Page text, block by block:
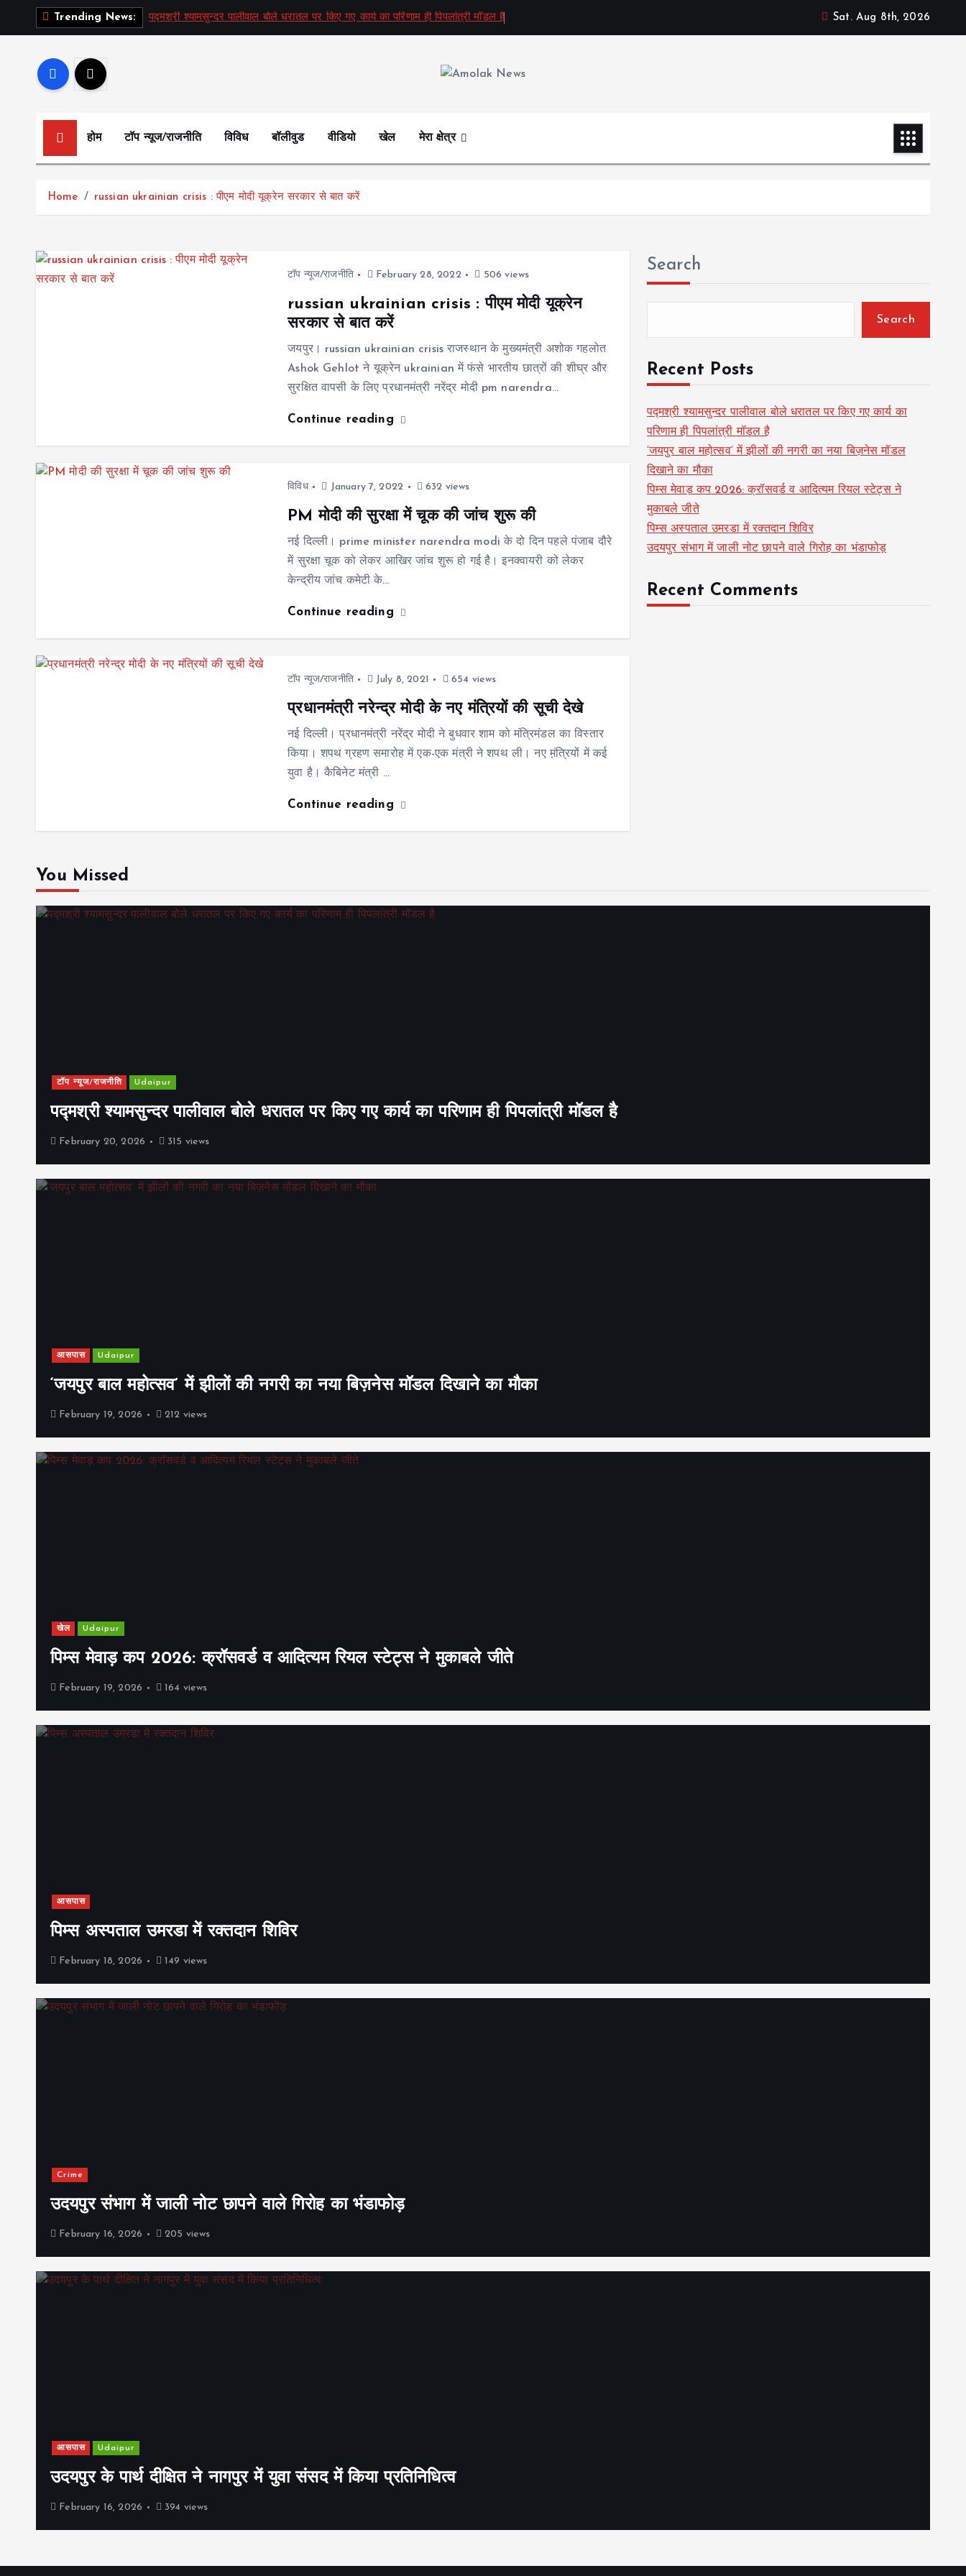
Trending News: पद्मश्री श्यामसुन्दर पालीवाल बोले धरातल पर किए गए कार्य का परिणाम ही पिपलांत्री मॉडल है Sat. Aug 8th, 2026
होम टॉप न्यूज/राजनीति विविध बॉलीवुड वीडियो खेल मेरा क्षेत्र
Home russian ukrainian crisis : पीएम मोदी यूक्रेन सरकार से बात करें
टॉप न्यूज/राजनीति February 28, 2022 506 views
russian ukrainian crisis : पीएम मोदी यूक्रेन
सरकार से बात करें
जयपुर। russian ukrainian crisis राजस्थान के मुख्यमंत्री अशोक गहलोत
Ashok Gehlot ने यूक्रेन ukrainian में फंसे भारतीय छात्रों की शीघ्र और
सुरक्षित वापसी के लिए प्रधानमंत्री नरेंद्र मोदी pm narendra…
Continue reading
विविध January 7, 2022 632 views
PM मोदी की सुरक्षा में चूक की जांच शुरू की
नई दिल्ली। prime minister narendra modi के दो दिन पहले पंजाब दौरे
में सुरक्षा चूक को लेकर आखिर जांच शुरू हो गई है। इनक्वायरी को लेकर
केन्द्रीय जांच कमेटी के…
Continue reading
टॉप न्यूज/राजनीति July 8, 2021 654 views
प्रधानमंत्री नरेन्द्र मोदी के नए मंत्रियों की सूची देखे
नई दिल्ली। प्रधानमंत्री नरेंद्र मोदी ने बुधवार शाम को मंत्रिमंडल का विस्तार
किया। शपथ ग्रहण समारोह में एक-एक मंत्री ने शपथ ली। नए म़ंत्रियों में कई
युवा है। कैबिनेट मंत्री …
Continue reading
Search
Search
Recent Posts
पद्मश्री श्यामसुन्दर पालीवाल बोले धरातल पर किए गए कार्य का
परिणाम ही पिपलांत्री मॉडल है
‘जयपुर बाल महोत्सव’ में झीलों की नगरी का नया बिज़नेस मॉडल
दिखाने का मौका
पिम्स मेवाड़ कप 2026: क्रॉसवर्ड व आदित्यम रियल स्टेट्स ने
मुकाबले जीते
पिम्स अस्पताल उमरडा में रक्तदान शिविर
उदयपुर संभाग में जाली नोट छापने वाले गिरोह का भंडाफोड़
Recent Comments
You Missed
टॉप न्यूज/राजनीति Udaipur
पद्मश्री श्यामसुन्दर पालीवाल बोले धरातल पर किए गए कार्य का परिणाम ही पिपलांत्री मॉडल है
February 20, 2026 315 views
आसपास Udaipur
‘जयपुर बाल महोत्सव’ में झीलों की नगरी का नया बिज़नेस मॉडल दिखाने का मौका
February 19, 2026 212 views
खेल Udaipur
पिम्स मेवाड़ कप 2026: क्रॉसवर्ड व आदित्यम रियल स्टेट्स ने मुकाबले जीते
February 19, 2026 164 views
आसपास
पिम्स अस्पताल उमरडा में रक्तदान शिविर
February 18, 2026 149 views
Crime
उदयपुर संभाग में जाली नोट छापने वाले गिरोह का भंडाफोड़
February 16, 2026 205 views
आसपास Udaipur
उदयपुर के पार्थ दीक्षित ने नागपुर में युवा संसद में किया प्रतिनिधित्व
February 16, 2026 394 views